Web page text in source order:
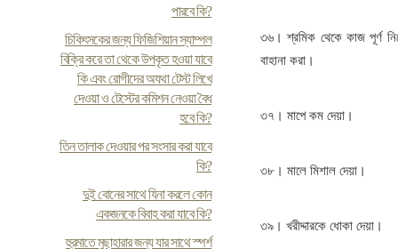
পারবে কি?
চিকিৎসকের জন্য ফিজিশিয়ান স্যাম্পল
বিক্রি করে তা থেকে উপকৃত হওয়া যাবে
কি এবং রোগীদের অযথা টেস্ট লিখে
দেওয়া ও টেস্টের কমিশন নেওয়া বৈধ
হবে কি?
তিন তালাক দেওয়ার পর সংসার করা যাবে
কি?
দুই বোনের সাথে যিনা করলে কোন
একজনকে বিবাহ করা যাবে কি?
হুরমাতে মুছাহারার জন্য যার সাথে স্পর্শ
৩৬। শ্রমিক থেকে কাজ পূর্ণ
বাহানা করা।
৩৭। মাপে কম দেয়া।
৩৮। মালে মিশাল দেয়া।
৩৯। খরীদ্দারকে ধোকা দেয়া।